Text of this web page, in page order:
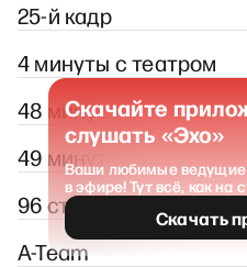
25-й кадр
4 минуты с театром
48 минут
49 минут
96 страниц
A-Team
Скачайте
слушать «Эхо»
Ваши любимые
в эфире! Тут всё, как на
Скачать